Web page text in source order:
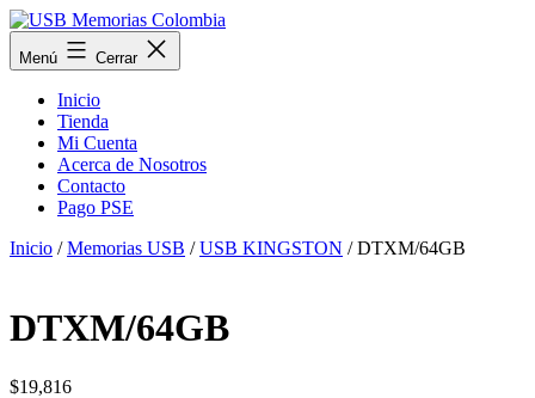
Saltar
al
contenido
USB
Memorias
Menú Cerrar
Inicio
Tienda
Mi Cuenta
Acerca de Nosotros
Contacto
Pago PSE
Inicio /Memorias USB /USB KINGSTON / DTXM/64GB
DTXM/64GB
$19,816